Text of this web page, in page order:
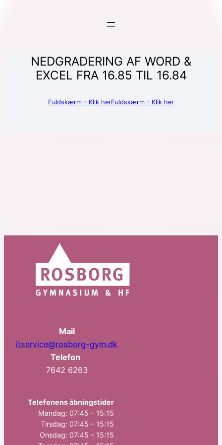
NEDGRADERING AF WORD &
EXCEL FRA 16.85 TIL 16.84
Fuldskærm – Klik herFuldskærm – Klik her
Mail
itservice@rosborg-gym.dk
Telefon
7642 6263
Telefonens åbningstider
Mandag: 07:45 – 15:15
Tirsdag: 07:45 – 15:15
Onsdag: 07:45 – 15:15